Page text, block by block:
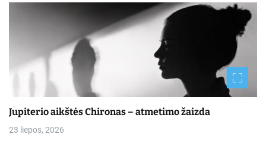
Jupiterio aikštės Chironas – atmetimo žaizda
23 liepos, 2026